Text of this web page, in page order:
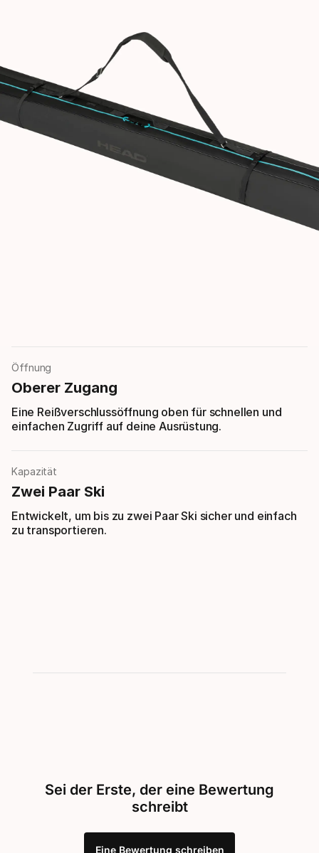
Öffnung
Oberer Zugang
Eine Reißverschlussöffnung oben für schnellen und
einfachen Zugriff auf deine Ausrüstung.
Kapazität
Zwei Paar Ski
Entwickelt, um bis zu zwei Paar Ski sicher und einfach
zu transportieren.
Sei der Erste, der eine Bewertung
schreibt
Eine Bewertung schreiben